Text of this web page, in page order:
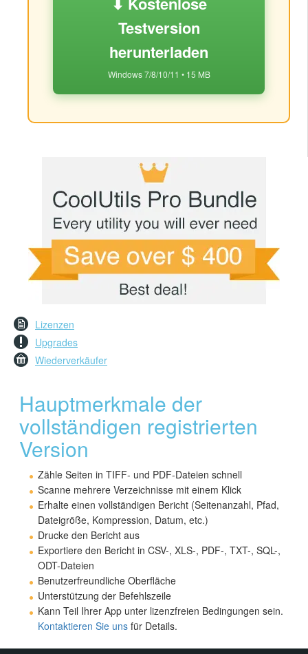
Testversion
herunterladen
Windows 7/8/10/11 • 15 MB
Lizenzen
Upgrades
Wiederverkäufer
Hauptmerkmale der
vollständigen registrierten
Version
Zähle Seiten in TIFF- und PDF-Dateien schnell
Scanne mehrere Verzeichnisse mit einem Klick
Erhalte einen vollständigen Bericht (Seitenanzahl, Pfad,
Dateigröße, Kompression, Datum, etc.)
Drucke den Bericht aus
Exportiere den Bericht in CSV-, XLS-, PDF-, TXT-, SQL-,
ODT-Dateien
Benutzerfreundliche Oberfläche
Unterstützung der Befehlszeile
Kann Teil Ihrer App unter lizenzfreien Bedingungen sein.
Kontaktieren Sie uns für Details.